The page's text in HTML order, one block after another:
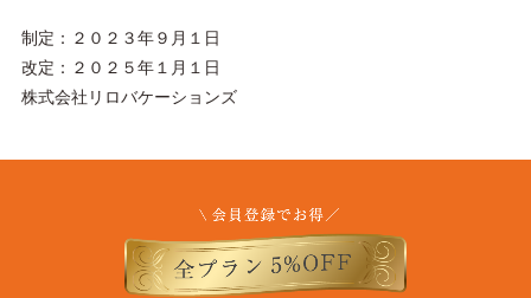
制定：２０２３年９月１日
改定：２０２５年１月１日
株式会社リロバケーションズ